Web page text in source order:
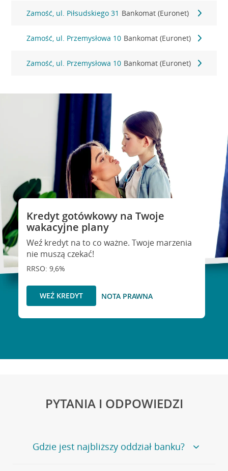
Zamość, ul. Piłsudskiego 31 Bankomat (Euronet)
Zamość, ul. Przemysłowa 10 Bankomat (Euronet)
Zamość, ul. Przemysłowa 10 Bankomat (Euronet)
Kredyt gotówkowy na Twoje
wakacyjne plany
Weź kredyt na to co ważne. Twoje marzenia
nie muszą czekać!
RRSO: 9,6%
WEŹ KREDYT NOTA PRAWNA
PYTANIA I ODPOWIEDZI
Gdzie jest najbliższy oddział banku?